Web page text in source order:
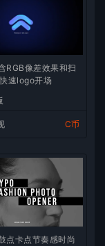
RGB像差效果和扫
速logo开场
C币
点卡点节奏感时尚